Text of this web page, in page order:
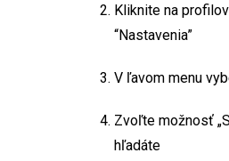
Kliknite na
“Nastavenia”
V ľavom menu
Zvoľte možnosť
hľadáte